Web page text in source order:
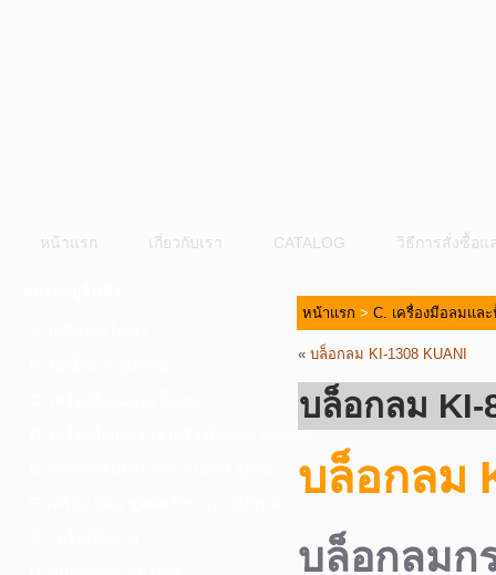
หน้าแรก เกี่ยวกับเรา CATALOG วิธีการสั่งซื้อแ
D. เครื่องมือก่อสร้าง-เครื่องมืออุตสาหกรรม
หน้าแรก > C. เครื่องมือลมแล
« บล็อกลม KI-1308 KUANI
บล็อกลม KI-
บล็อกลม
บล็อกลมก